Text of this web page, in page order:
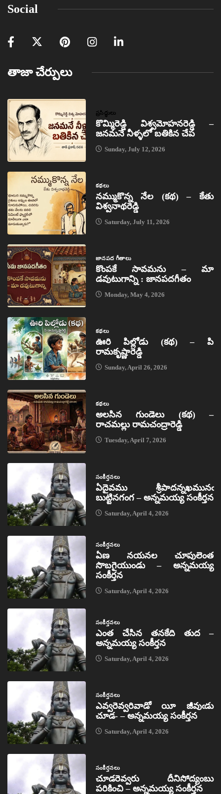
Social
తాజా చేర్పులు
ప్రసిద్ధులు
కొమ్మిరెడ్డి విశ్వమోహనరెడ్డి –
జనమనే నీళ్ళలో బతికిన చేప
Sunday, July 12, 2026
కథలు
నమ్ముకొన్న నేల (కథ) – కేతు
విశ్వనాథరెడ్డి
Saturday, July 11, 2026
జానపద గీతాలు
కొంపకే సావమను – మా
డవుటుగాన్ని : జానపదగీతం
Monday, May 4, 2026
కథలు
ఊరి పిల్లోడు (కథ) – పి
రామకృష్ణారెడ్డి
Sunday, April 26, 2026
కథలు
అలసిన గుండెలు (కథ) –
రాచమల్లు రామచంద్రారెడ్డి
Tuesday, April 7, 2026
సంకీర్తనలు
ఏదైవము శ్రీపాదన్నఖమునఁ
బుట్టినగంగ – అన్నమయ్య సంకీర్తన
Saturday, April 4, 2026
సంకీర్తనలు
ఏణ నయనల చూపులెంత
సొబగైయుండు – అన్నమయ్య
సంకీర్తన
Saturday, April 4, 2026
సంకీర్తనలు
ఎంత చేసిన తనకేది తుద –
అన్నమయ్య సంకీర్తన
Saturday, April 4, 2026
సంకీర్తనలు
ఎవ్వరెవ్వరివాడో యీ జీవుఁడు
చూడ- – అన్నమయ్య సంకీర్తన
Saturday, April 4, 2026
సంకీర్తనలు
చూడరెవ్వరు దీనిసోద్యంబు
పరికించి – అన్నమయ్య సంకీర్తన